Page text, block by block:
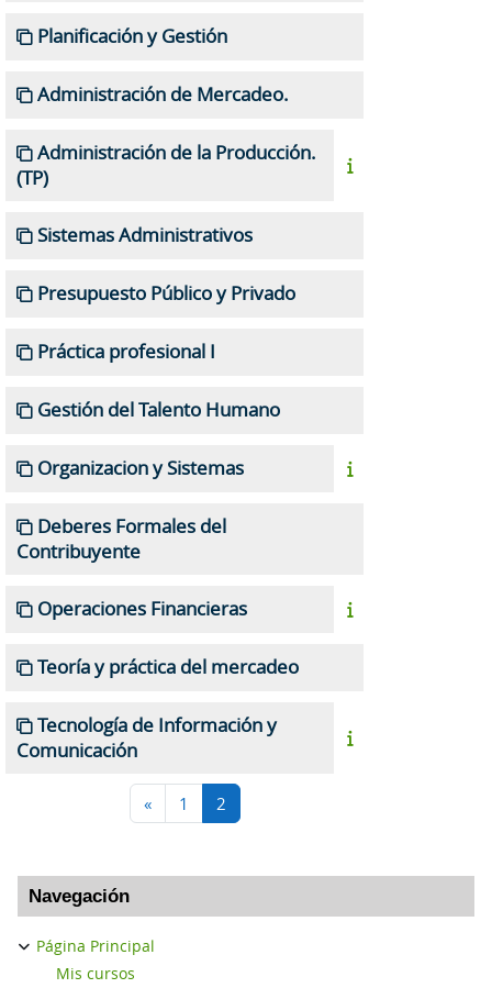
Planificación y Gestión
Administración de Mercadeo.
Administración de la Producción.
(TP)
Sistemas Administrativos
Presupuesto Público y Privado
Práctica profesional I
Gestión del Talento Humano
Organizacion y Sistemas
Deberes Formales del
Contribuyente
Operaciones Financieras
Teoría y práctica del mercadeo
Tecnología de Información y
Comunicación
«Página anterior
1 Página 1
2Página 2
Bloques
Navegación
Página Principal
Mis cursos